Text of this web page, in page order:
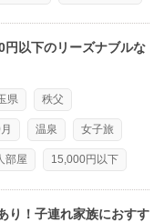
以下のリーズナブルな
県 秩父
温泉 女子旅
部屋 15,000円以下
り！子連れ家族におすす